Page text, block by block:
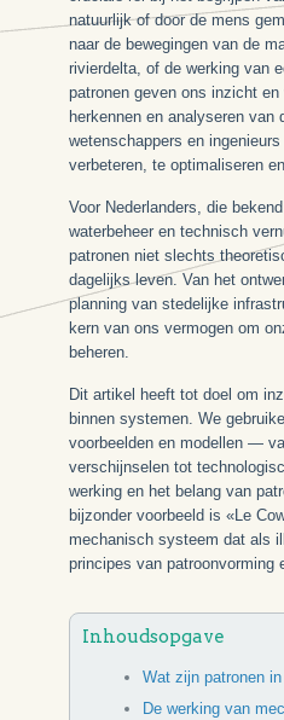
natuurlijk of door de mens
naar de bewegingen van de
rivierdelta, of de werking van
patronen geven ons inzicht
herkennen en analyseren van
wetenschappers en
verbeteren, te optimaliseren
Voor Nederlanders, die
waterbeheer en technisch
patronen niet slechts
dagelijks leven. Van het
planning van stedelijke
kern van ons vermogen om
beheren.
Dit artikel heeft tot doel om
binnen systemen. We
voorbeelden en modellen —
verschijnselen tot
werking en het belang van
bijzonder voorbeeld is «Le
mechanisch systeem dat als
principes van patroonvorming
Inhoudsopgave
Wat zijn patronen
De werking van